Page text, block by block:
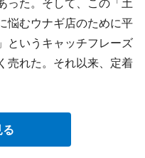
悩むウナギ店のために平
というキャッチフレーズ
売れた。それ以来、定着